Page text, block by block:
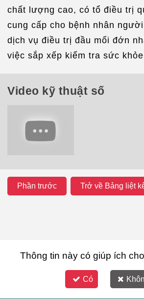
chất lượng cao, có tổ điều trị
cung cấp cho bệnh nhân
dịch vụ điều trị đầu mối đớn
việc sắp xếp kiểm tra sức
Video kỹ thuật số
Phần trước Trở về Bảng liệt
Thông tin này có giúp ích
Có